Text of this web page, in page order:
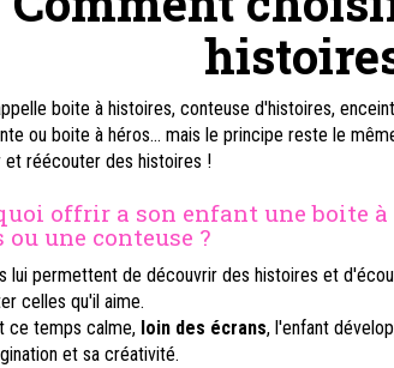
boite à histoires, conteuse d'histoires,
ou boite à héros... mais le principe reste le
et réécouter des histoires !
offrir a son enfant une boite à
ou une conteuse ?
lui permettent de découvrir des histoires et
celles qu'il aime.
ce temps calme, loin des écrans, l'enfant
et sa créativité.